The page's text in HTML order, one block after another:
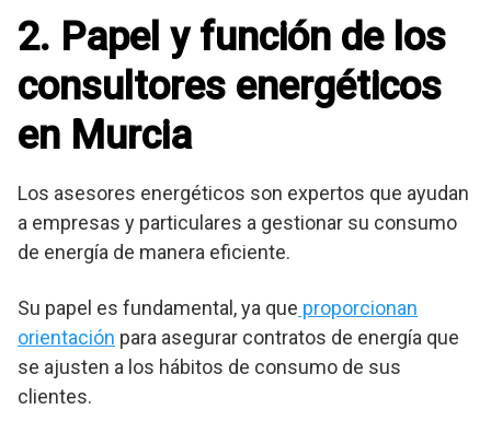
2. Papel y función de los
consultores energéticos
en Murcia
Los asesores energéticos son expertos que ayudan
a empresas y particulares a gestionar su consumo
de energía de manera eficiente.
Su papel es fundamental, ya que proporcionan
orientación para asegurar contratos de energía que
se ajusten a los hábitos de consumo de sus
clientes.